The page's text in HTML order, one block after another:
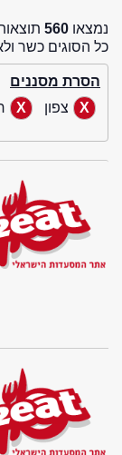
נמצאו 560
כל הסוגים כשר
הסרת מסננים
צפון